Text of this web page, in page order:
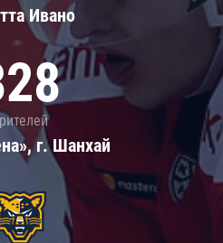
Иванo
г. Шанхай